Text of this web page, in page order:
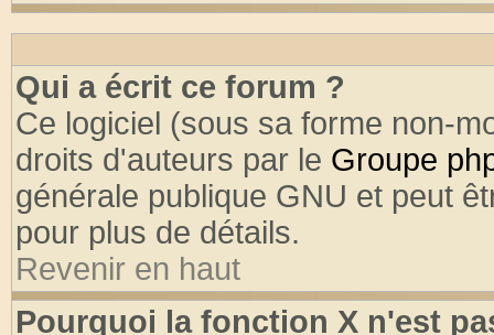
Qui a écrit ce forum ?
Ce logiciel (sous sa forme non-
droits d'auteurs par le Groupe
générale publique GNU et peut
pour plus de détails.
Revenir en haut
Pourquoi la fonction X n'est